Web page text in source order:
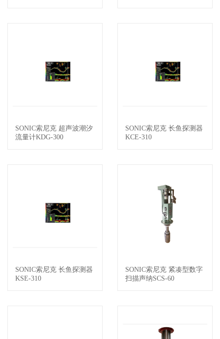
查看详情
SONIC索尼克 超声波潮汐
流量计KDG-300
查看详情
SONIC索尼克 长鱼探测器
KCE-310
查看详情
SONIC索尼克 长鱼探测器
KSE-310
查看详情
SONIC索尼克 紧凑型数字
扫描声纳SCS-60